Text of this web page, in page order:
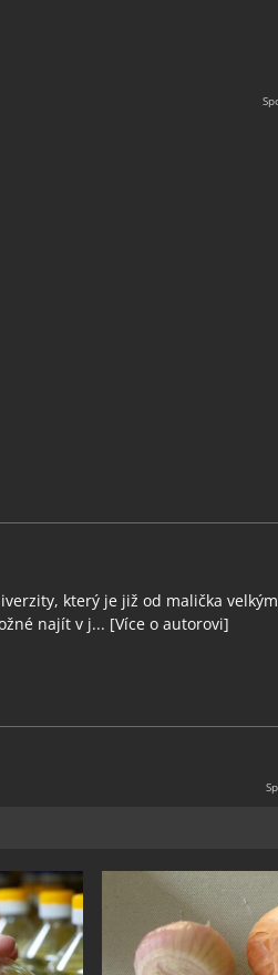
který je již od malička velkým
najít v j... [Více o autorovi]